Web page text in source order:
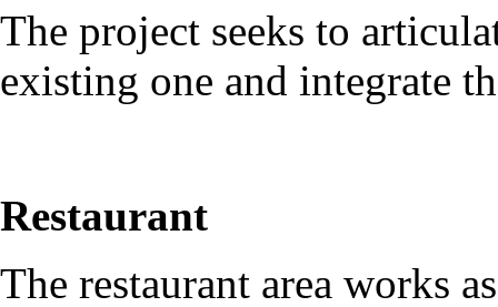
The project seeks to
existing one and integrate
Restaurant
The restaurant area works